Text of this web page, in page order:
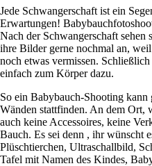
Jede Schwangerschaft ist ein
Erwartungen!
Nach der Schwangerschaft sehen
ihre Bilder gerne nochmal an,
noch etwas vermissen.
einfach zum Körper dazu.
So ein Babybauch-Shooting
Wänden stattfinden. An dem
auch keine Accessoires, keine
Bauch. Es sei denn , ihr wünscht
Plüschtierchen, Ultraschallbild,
Tafel mit Namen des Kindes,